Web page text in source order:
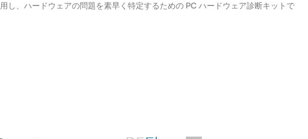
、ハードウェアの問題を素早く特定するための PC ハードウェア診断キットで